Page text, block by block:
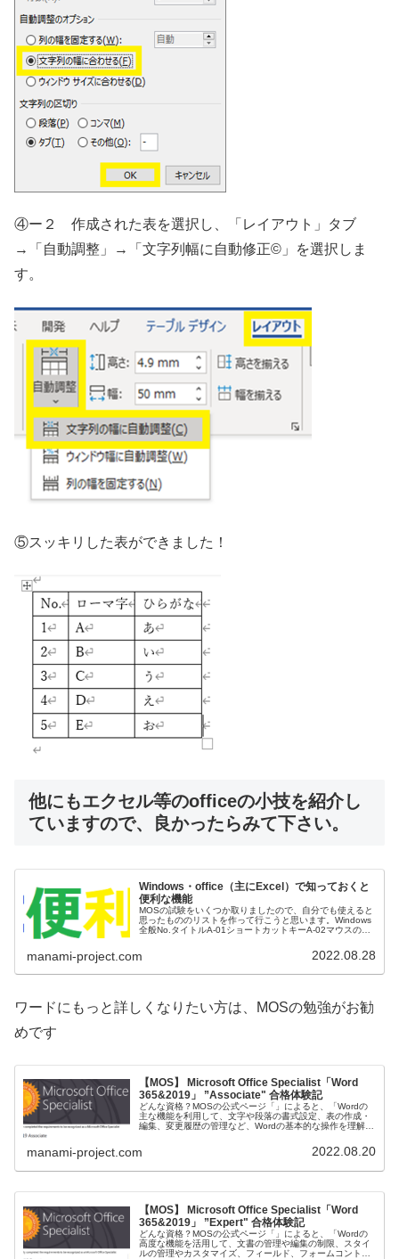
④ー２ 作成された表を選択し、「レイアウト」タブ
→「自動調整」→「文字列幅に自動修正©」を選択しま
す。
⑤スッキリした表ができました！
他にもエクセル等のofficeの小技を紹介し
ていますので、良かったらみて下さい。
Windows・office（主にExcel）で知っておくと
便利な機能
MOSの試験をいくつか取りましたので、自分でも使えると
思ったもののリストを作って行こうと思います。Windows
全般No.タイトルA-01ショートカットキーA-02マウスのホ
manami-project.com 2022.08.28
ワードにもっと詳しくなりたい方は、MOSの勉強がお勧
めです
【MOS】 Microsoft Office Specialist「Word
365&2019」 ”Associate" 合格体験記
どんな資格？MOSの公式ページ「」によると、「Wordの
主な機能を利用して、文字や段落の書式設定、表の作成・
編集、変更履歴の管理など、Wordの基本的な操作を理解し
manami-project.com 2022.08.20
【MOS】 Microsoft Office Specialist「Word
365&2019」 ”Expert" 合格体験記
どんな資格？MOSの公式ページ「」によると、「Wordの
高度な機能を活用して、文書の管理や編集の制限、スタイ
ルの管理やカスタマイズ、フィールド、フォームコントロ